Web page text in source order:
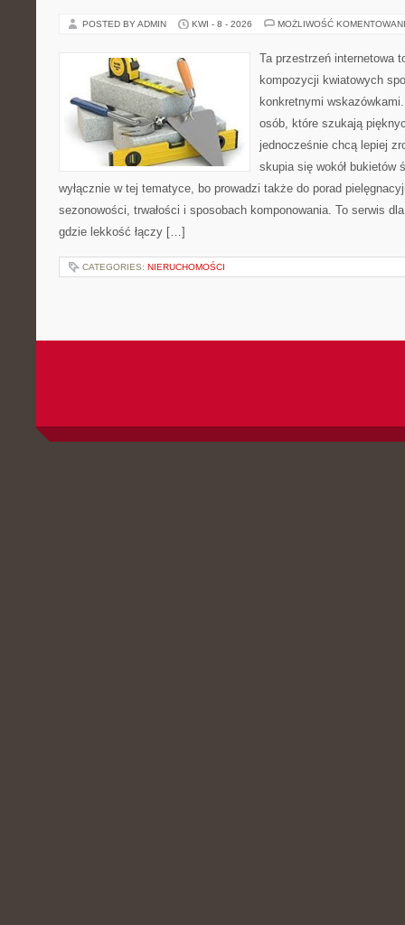
POSTED BY ADMIN KWI - 8 - 2026 MOŻLIWOŚĆ
Ta przestrzeń internetowa
kompozycji kwiatowych
konkretnymi
osób, które szukają
jednocześnie chcą lepiej
skupia się wokół bukietów
wyłącznie w tej tematyce, bo prowadzi także do porad
sezonowości, trwałości i sposobach komponowania. To serwis
gdzie lekkość łączy […]
CATEGORIES: NIERUCHOMOŚCI